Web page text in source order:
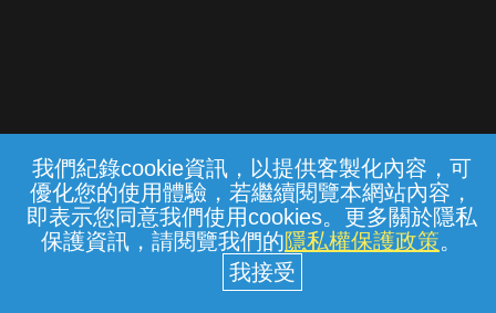
我們紀錄cookie資訊，以提供客製化內容，可
優化您的使用體驗，若繼續閱覽本網站內容，
即表示您同意我們使用cookies。更多關於隱私
保護資訊，請閱覽我們的隱私權保護政策。
常見問題 線上客服 服務條款 隱私權保護
中華電信股份有限公司個人家庭分公司
(統一編號：96979949) © 2026
{{notifyMsg}}